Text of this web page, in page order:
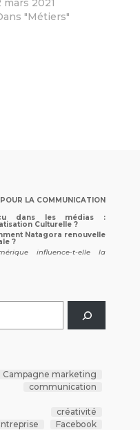
mars 2021
"Métiers"
LA COMMUNICATION
dans les médias :
Culturelle ?
Natagora renouvelle
?
influence-t-elle la
Campagne marketing
communication
créativité
Facebook